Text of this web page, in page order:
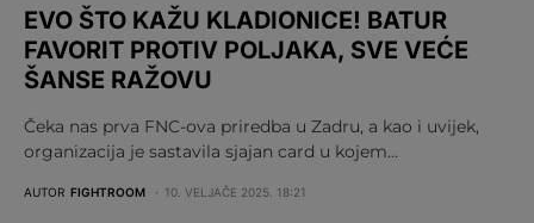
EVO ŠTO KAŽU KLADIONICE! BATUR
FAVORIT PROTIV POLJAKA, SVE VEĆE
ŠANSE RAŽOVU
Čeka nas prva FNC-ova priredba u Zadru, a kao i uvijek,
organizacija je sastavila sjajan card u kojem…
AUTOR FIGHTROOM 10. VELJAČE 2025. 18:21